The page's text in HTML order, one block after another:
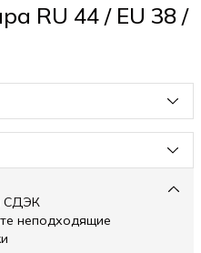
RU 44 / EU 38 /
СДЭК
неподходящие